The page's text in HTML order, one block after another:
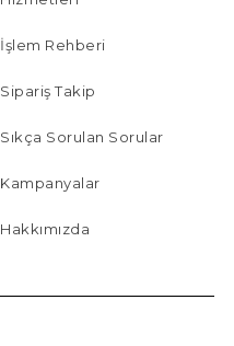
İşlem Rehberi
Sipariş Takip
Sıkça Sorulan Sorular
Kampanyalar
Hakkımızda